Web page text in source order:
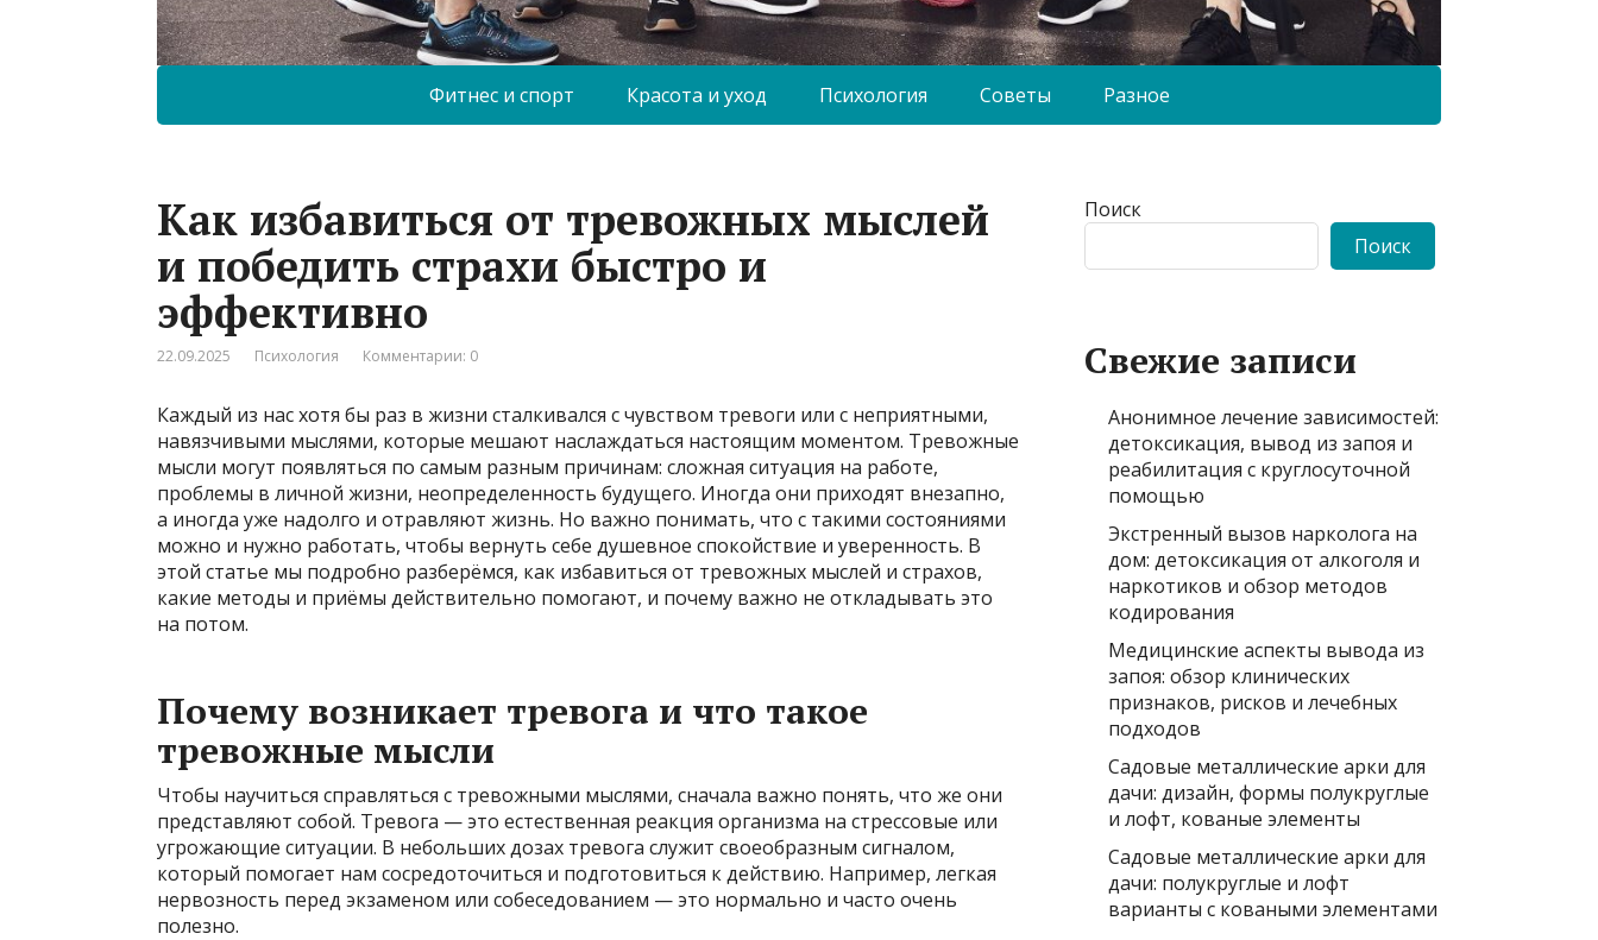
Фитнес и спорт Красота и уход Психология Советы Разное
Как избавиться от тревожных мыслей
и победить страхи быстро и
эффективно
22.09.2025 Психология Комментарии: 0
Каждый из нас хотя бы раз в жизни сталкивался с чувством тревоги или с неприятными,
навязчивыми мыслями, которые мешают наслаждаться настоящим моментом. Тревожные
мысли могут появляться по самым разным причинам: сложная ситуация на работе,
проблемы в личной жизни, неопределенность будущего. Иногда они приходят внезапно,
а иногда уже надолго и отравляют жизнь. Но важно понимать, что с такими состояниями
можно и нужно работать, чтобы вернуть себе душевное спокойствие и уверенность. В
этой статье мы подробно разберёмся, как избавиться от тревожных мыслей и страхов,
какие методы и приёмы действительно помогают, и почему важно не откладывать это
на потом.
Почему возникает тревога и что такое
тревожные мысли
Чтобы научиться справляться с тревожными мыслями, сначала важно понять, что же они
представляют собой. Тревога — это естественная реакция организма на стрессовые или
угрожающие ситуации. В небольших дозах тревога служит своеобразным сигналом,
который помогает нам сосредоточиться и подготовиться к действию. Например, легкая
нервозность перед экзаменом или собеседованием — это нормально и часто очень
полезно.
Поиск
Поиск
Свежие записи
Анонимное лечение зависимостей:
детоксикация, вывод из запоя и
реабилитация с круглосуточной
помощью
Экстренный вызов нарколога на
дом: детоксикация от алкоголя и
наркотиков и обзор методов
кодирования
Медицинские аспекты вывода из
запоя: обзор клинических
признаков, рисков и лечебных
подходов
Садовые металлические арки для
дачи: дизайн, формы полукруглые
и лофт, кованые элементы
Садовые металлические арки для
дачи: полукруглые и лофт
варианты с коваными элементами